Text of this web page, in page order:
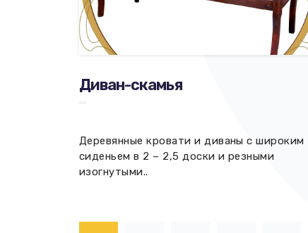
Диван-скамья
Деревянные кровати и диваны с широким
сиденьем в 2 – 2,5 доски и резными
изогнутыми..